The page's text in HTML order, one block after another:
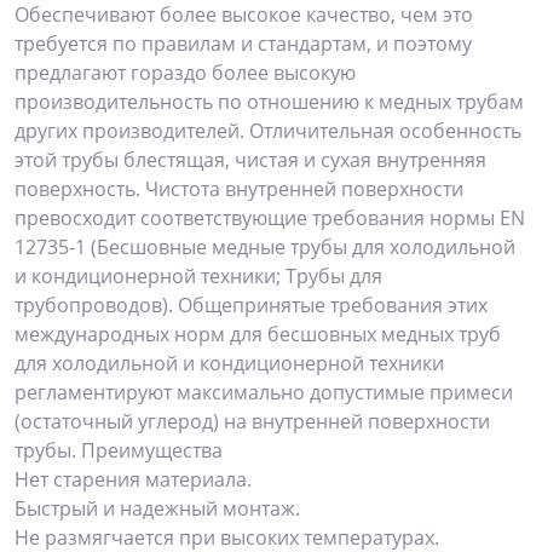
Обеспечивают более высокое качество, чем это
требуется по правилам и стандартам, и поэтому
предлагают гораздо более высокую
производительность по отношению к медных трубам
других производителей. Отличительная особенность
этой трубы блестящая, чистая и сухая внутренняя
поверхность. Чистота внутренней поверхности
превосходит соответствующие требования нормы EN
12735-1 (Бесшовные медные трубы для холодильной
и кондиционерной техники; Трубы для
трубопроводов). Общепринятые требования этих
международных норм для бесшовных медных труб
для холодильной и кондиционерной техники
регламентируют максимально допустимые примеси
(остаточный углерод) на внутренней поверхности
трубы. Преимущества
Нет старения материала.
Быстрый и надежный монтаж.
Не размягчается при высоких температурах.